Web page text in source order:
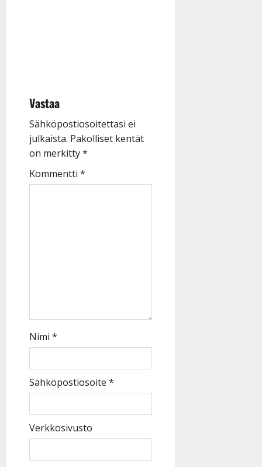
Vastaa
Sähköpostiosoitettasi ei
julkaista. Pakolliset kentät
on merkitty*
Kommentti *
Nimi *
Sähköpostiosoite *
Verkkosivusto